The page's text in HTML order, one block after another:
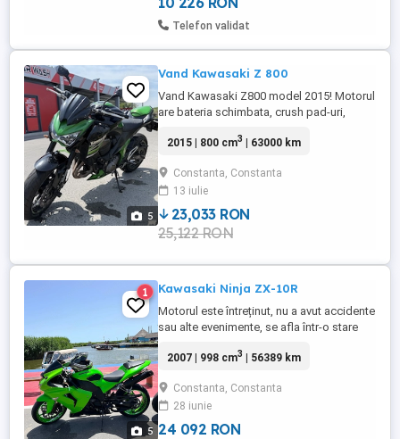
Telefon validat
5
Vand Kawasaki Z 800
Vand Kawasaki Z800 model 2015! Motorul
are bateria schimbata, crush pad-uri,
omologata SC Project si ITP valabil 2027.
este gata de orice drum. Ruleaza si se
aude perfect. NU este limitat A2 Pretul
este 4650 ...
2015 | 800 cm3 | 63000 km
Constanta, Constanta
13 iulie
23,033 RON
25,122 RON
5
1 Kawasaki Ninja ZX-10R
Motorul este întreținut, nu a avut accidente
sau alte evenimente, se afla într-o stare
Anvelope noi ( achiziționate si montate
Leo Vince Slip-On (ofer și evacuările
originale) -Distribuție schimbată în 2024 -
Arbore cu ...
2007 | 998 cm3 | 56389 km
Constanta, Constanta
28 iunie
24 092 RON